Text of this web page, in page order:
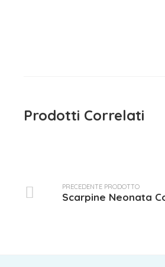
Prodotti Correlati
PRECEDENTE PRODOTTO
Scarpine Neonata